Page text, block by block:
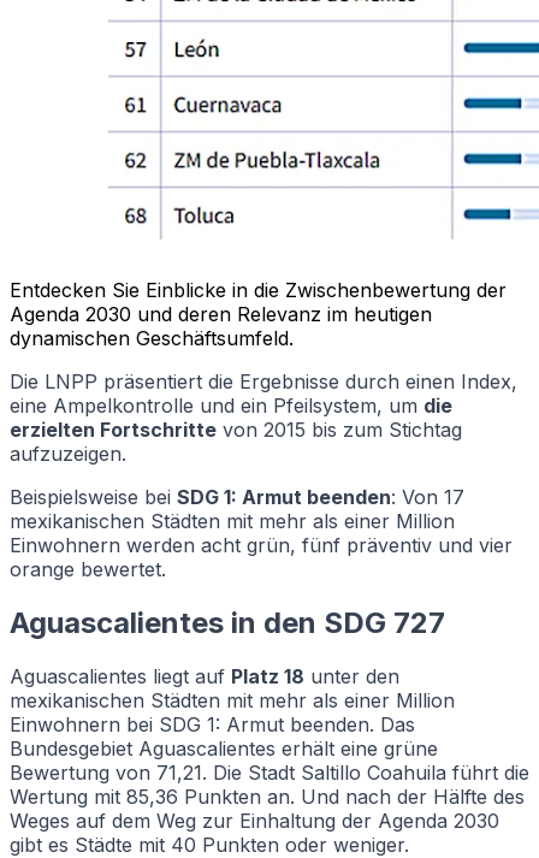
Entdecken Sie Einblicke in die Zwischenbewertung der
Agenda 2030 und deren Relevanz im heutigen
dynamischen Geschäftsumfeld.
Die LNPP präsentiert die Ergebnisse durch einen Index,
eine Ampelkontrolle und ein Pfeilsystem, um die
erzielten Fortschritte von 2015 bis zum Stichtag
aufzuzeigen.
Beispielsweise bei SDG 1: Armut beenden: Von 17
mexikanischen Städten mit mehr als einer Million
Einwohnern werden acht grün, fünf präventiv und vier
orange bewertet.
Aguascalientes in den SDG 727
Aguascalientes liegt auf Platz 18 unter den
mexikanischen Städten mit mehr als einer Million
Einwohnern bei SDG 1: Armut beenden. Das
Bundesgebiet Aguascalientes erhält eine grüne
Bewertung von 71,21. Die Stadt Saltillo Coahuila führt die
Wertung mit 85,36 Punkten an. Und nach der Hälfte des
Weges auf dem Weg zur Einhaltung der Agenda 2030
gibt es Städte mit 40 Punkten oder weniger.